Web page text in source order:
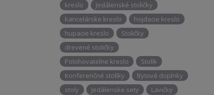
kreslo
Jedálenské stoličky
kancelárske kreslo
hojdacie kreslo
hupacie kreslo
Stoličky
drevené stoličky
Polohovatelne kreslo
Stolík
Konferenčné stolíky
Bytové doplnky
stoly
Jedálenske sety
Lavičky